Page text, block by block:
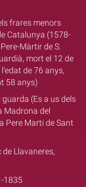
frares menors
Catalunya (1578-
Màrtir de S.
mort el 12 de
de 76 anys,
58 anys)
(Es a us dels
Madrona del
Pere Marti de Sant
Llavaneres,
1835